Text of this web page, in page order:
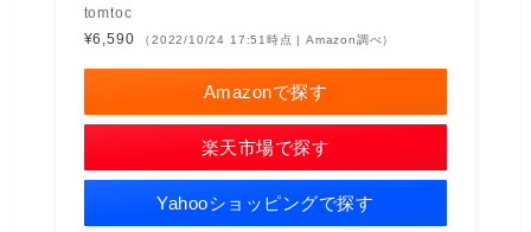
tomtoc
¥6,590
（2022/10/24 17:51時点 | Amazon調べ）
Amazonで探す
楽天市場で探す
Yahooショッピングで探す